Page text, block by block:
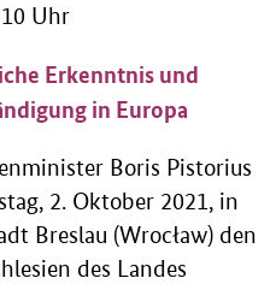
Uhr
Erkenntnis und
in Europa
Boris Pistorius
2. Oktober 2021, in
Breslau (Wrocław) den
des Landes